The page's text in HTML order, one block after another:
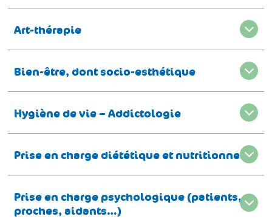
Art-thérapie
Bien-être, dont socio-esthétique
Hygiène de vie – Addictologie
Prise en charge diététique et nutritionnelle
Prise en charge psychologique (patients,
proches, aidants…)